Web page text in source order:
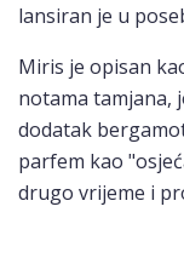
lansiran je u
Miris je opisan
notama tamjana,
dodatak
parfem kao
drugo vrijeme i